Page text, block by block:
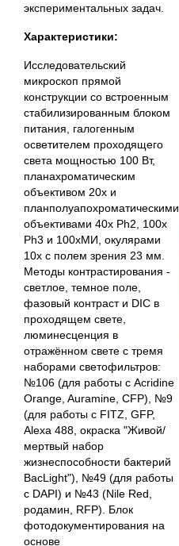
экспериментальных задач.
Характеристики:
Исследовательский
микроскоп прямой
конструкции со встроенным
стабилизированным блоком
питания, галогенным
осветителем проходящего
света мощностью 100 Вт,
планахроматическим
объективом 20х и
планполуапохроматическими
объективами 40х Ph2, 100x
Ph3 и 100хМИ, окулярами
10х с полем зрения 23 мм.
Методы контрастирования -
светлое, темное поле,
фазовый контраст и DIC в
проходящем свете,
люминесценция в
отражённом свете с тремя
наборами светофильтров:
№106 (для работы с Acridine
Orange, Auramine, CFP), №9
(для работы с FITZ, GFP,
Alexa 488, окраска "Живой/
мертвый набор
жизнеспособности бактерий
BacLight"), №49 (для работы
с DAPI) и №43 (Nile Red,
родамин, RFP). Блок
фотодокументирования на
основе